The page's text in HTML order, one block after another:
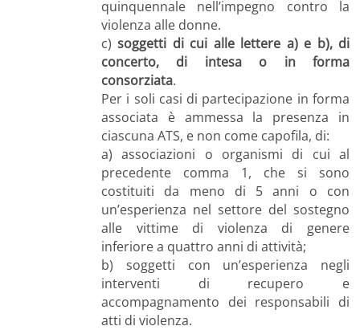
quinquennale nell’impegno contro la
violenza alle donne.
c)soggetti di cui alle lettere a) e b), di
concerto, di intesa o in forma
consorziata.
Per i soli casi di partecipazione in forma
associata è ammessa la presenza in
ciascuna ATS, e non come capofila, di:
a) associazioni o organismi di cui al
precedente comma 1, che si sono
costituiti da meno di 5 anni o con
un’esperienza nel settore del sostegno
alle vittime di violenza di genere
inferiore a quattro anni di attività;
b) soggetti con un’esperienza negli
interventi di recupero e
accompagnamento dei responsabili di
atti di violenza.